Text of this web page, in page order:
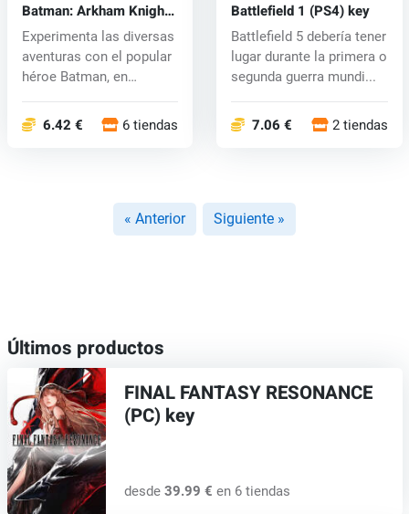
Batman: Arkham Knight
(PS4) key
Experimenta las diversas
aventuras con el popular
héroe Batman, en
6.42 € 6 tiendas
Battlefield 1 (PS4) key
Battlefield 5 debería tener
lugar durante la primera o
segunda guerra mundi...
7.06 € 2 tiendas
« Anterior Siguiente »
Últimos productos
FINAL FANTASY RESONANCE
(PC) key
desde 39.99 € en 6 tiendas